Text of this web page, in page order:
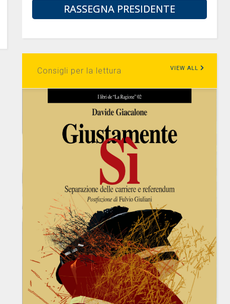
RASSEGNA PRESIDENTE
Consigli per la lettura VIEW ALL